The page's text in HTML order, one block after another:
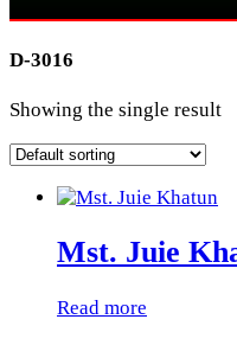
D-3016
Showing the single result
Mst. Juie
Read more